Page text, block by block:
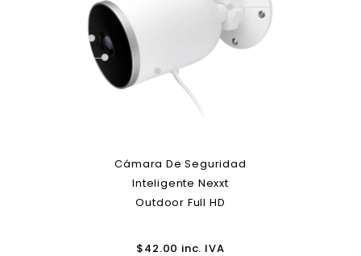
Cámara De Seguridad
Inteligente Nexxt
Outdoor Full HD
$42.00 inc. IVA